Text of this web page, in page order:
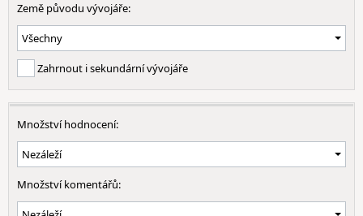
Země původu vývojáře:
Zahrnout i sekundární vývojáře
Množství hodnocení:
Množství komentářů: